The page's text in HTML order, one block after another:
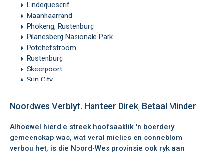
Lindequesdrif
Maanhaarrand
Phokeng, Rustenburg
Pilanesberg Nasionale Park
Potchefstroom
Rustenburg
Skeerpoort
Sun City
Noordwes Verblyf. Hanteer Direk, Betaal Minder
Alhoewel hierdie streek hoofsaaklik 'n boerdery
gemeenskap was, wat veral mielies en sonneblom
verbou het, is die Noord-Wes provinsie ook ryk aan